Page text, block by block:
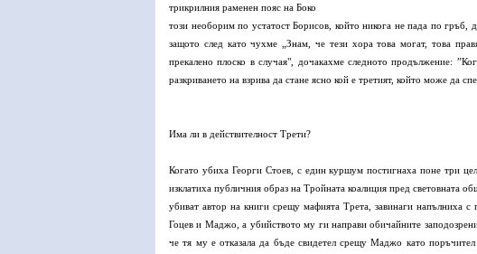
трикрилния раменен пояс на Боко
този необорим по устатост Борисов, който никога не пада по
защото след като чухме „Знам, че тези хора това могат, това
прекалено плоско в случая", дочакахме следното продължение:
разкриването на взрива да стане ясно кой е третият, който може да
Има ли в действителност Трети?
Когато убиха Георги Стоев, с един куршум постигнаха поне три
изклатиха публичния образ на Тройната коалиция пред световната
убиват автор на книги срещу мафията Трета, завинаги напълниха
Гоцев и Маджо, а убийството му ги направи обичайните
че тя му е отказала да бъде свидетел срещу Маджо като